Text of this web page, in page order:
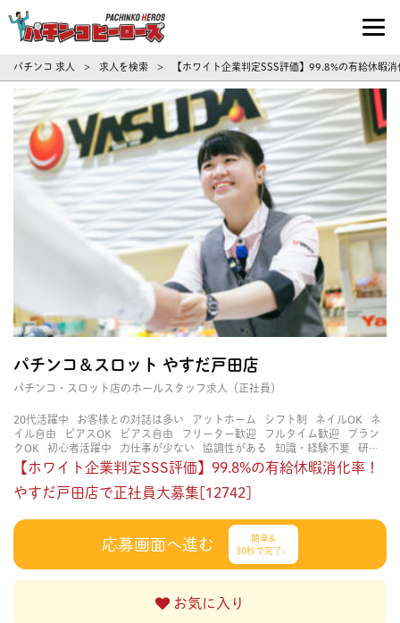
パチンコ求人・転職ならパチンコヒーロ
パチンコ 求人 > 求人を検索 > 【ホワイト企業判定SSS評価】99.8%の有給休暇
パチンコ＆スロット やすだ戸田店
パチンコ・スロット店のホールスタッフ求人（正社員）
20代活躍中 お客様との対話は多い アットホーム シフト制 ネイルOK
ネ
イル自由
ピアスOK ピアス自由 フリーター歓迎 フルタイム歓迎
ブラン
クOK
初心者活躍中 力仕事が少ない 協調性がある 知識・経験不要
研修
あり
立ち仕事 経験者・有資格者歓迎 茶髪OK 賑やかな職場
長く働ける
長期歓迎
【ホワイト企業判定SSS評価】99.8%の有給休暇消化率！
やすだ戸田店で正社員大募集[12742]
応募画面へ進む
簡単&
30秒で完了♩
お気に入り